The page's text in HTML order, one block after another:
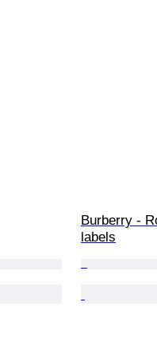
Burberry -
labels